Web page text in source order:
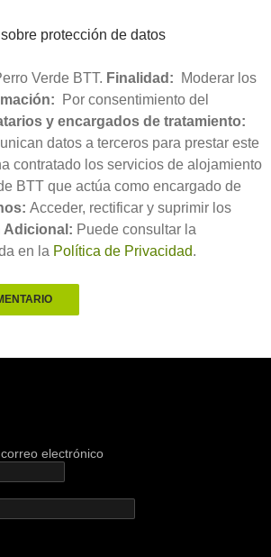
protección de datos
Verde BTT. Finalidad: Moderar los
Por consentimiento del
y encargados de tratamiento:
datos a terceros para prestar este
contratado los servicios de alojamiento
BTT que actúa como encargado de
Acceder, rectificar y suprimir los
Adicional: Puede consultar la
en la Política de Privacidad.
electrónico